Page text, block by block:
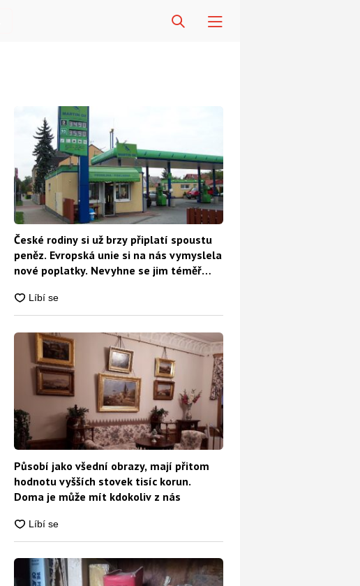
České rodiny si už brzy připlatí spoustu
peněz. Evropská unie si na nás vymyslela
nové poplatky. Nevyhne se jim téměř
Působí jako všední obrazy, mají přitom
hodnotu vyšších stovek tisíc korun.
Doma je může mít kdokoliv z nás